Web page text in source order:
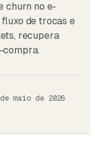
churn no e-
de trocas e
recupera
compra.
maio de 2026·